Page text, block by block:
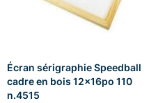
Écran sérigraphie Speedball
cadre en bois 12x16po 110
n.4515